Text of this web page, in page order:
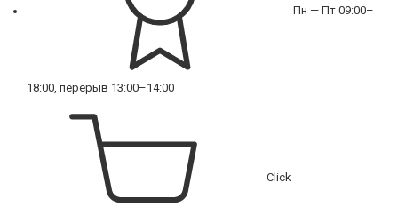
Пн — Пт 09:00–
18:00, перерыв 13:00–14:00
Click